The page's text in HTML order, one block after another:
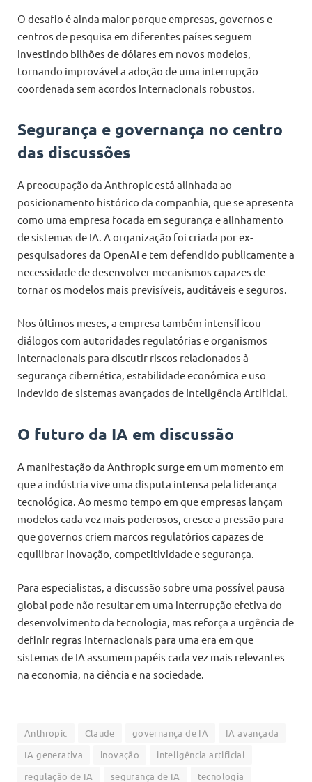
O desafio é ainda maior porque empresas, governos e
centros de pesquisa em diferentes países seguem
investindo bilhões de dólares em novos modelos,
tornando improvável a adoção de uma interrupção
coordenada sem acordos internacionais robustos.
Segurança e governança no centro
das discussões
A preocupação da Anthropic está alinhada ao
posicionamento histórico da companhia, que se apresenta
como uma empresa focada em segurança e alinhamento
de sistemas de IA. A organização foi criada por ex-
pesquisadores da OpenAI e tem defendido publicamente a
necessidade de desenvolver mecanismos capazes de
tornar os modelos mais previsíveis, auditáveis e seguros.
Nos últimos meses, a empresa também intensificou
diálogos com autoridades regulatórias e organismos
internacionais para discutir riscos relacionados à
segurança cibernética, estabilidade econômica e uso
indevido de sistemas avançados de Inteligência Artificial.
O futuro da IA em discussão
A manifestação da Anthropic surge em um momento em
que a indústria vive uma disputa intensa pela liderança
tecnológica. Ao mesmo tempo em que empresas lançam
modelos cada vez mais poderosos, cresce a pressão para
que governos criem marcos regulatórios capazes de
equilibrar inovação, competitividade e segurança.
Para especialistas, a discussão sobre uma possível pausa
global pode não resultar em uma interrupção efetiva do
desenvolvimento da tecnologia, mas reforça a urgência de
definir regras internacionais para uma era em que
sistemas de IA assumem papéis cada vez mais relevantes
na economia, na ciência e na sociedade.
Anthropic Claude governança de IA
IA avançada
IA generativa
inovação
inteligência artificial
regulação de IA
segurança de IA tecnologia